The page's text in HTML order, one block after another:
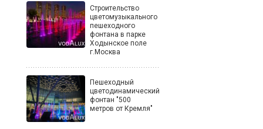
Строительство
цветомузыкального
пешеходного
фонтана в парке
Ходынское поле
г.Москва
Пешеходный
цветодинамический
фонтан "500
метров от Кремля"